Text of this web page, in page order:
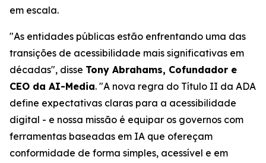
em escala.
"As entidades públicas estão enfrentando uma das
transições de acessibilidade mais significativas em
décadas", disse Tony Abrahams, Cofundador e
CEO da AI-Media. "A nova regra do Título II da ADA
define expectativas claras para a acessibilidade
digital - e nossa missão é equipar os governos com
ferramentas baseadas em IA que ofereçam
conformidade de forma simples, acessível e em